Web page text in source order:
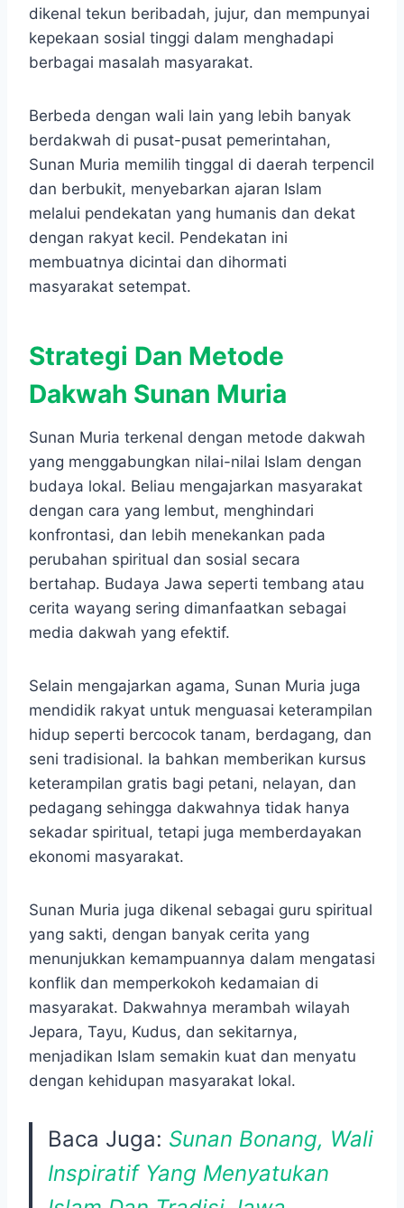
dikenal tekun beribadah, jujur, dan mempunyai
kepekaan sosial tinggi dalam menghadapi
berbagai masalah masyarakat.
Berbeda dengan wali lain yang lebih banyak
berdakwah di pusat-pusat pemerintahan,
Sunan Muria memilih tinggal di daerah terpencil
dan berbukit, menyebarkan ajaran Islam
melalui pendekatan yang humanis dan dekat
dengan rakyat kecil. Pendekatan ini
membuatnya dicintai dan dihormati
masyarakat setempat.
Strategi Dan Metode
Dakwah Sunan Muria
Sunan Muria terkenal dengan metode dakwah
yang menggabungkan nilai-nilai Islam dengan
budaya lokal. Beliau mengajarkan masyarakat
dengan cara yang lembut, menghindari
konfrontasi, dan lebih menekankan pada
perubahan spiritual dan sosial secara
bertahap. Budaya Jawa seperti tembang atau
cerita wayang sering dimanfaatkan sebagai
media dakwah yang efektif.
Selain mengajarkan agama, Sunan Muria juga
mendidik rakyat untuk menguasai keterampilan
hidup seperti bercocok tanam, berdagang, dan
seni tradisional. Ia bahkan memberikan kursus
keterampilan gratis bagi petani, nelayan, dan
pedagang sehingga dakwahnya tidak hanya
sekadar spiritual, tetapi juga memberdayakan
ekonomi masyarakat.
Sunan Muria juga dikenal sebagai guru spiritual
yang sakti, dengan banyak cerita yang
menunjukkan kemampuannya dalam mengatasi
konflik dan memperkokoh kedamaian di
masyarakat. Dakwahnya merambah wilayah
Jepara, Tayu, Kudus, dan sekitarnya,
menjadikan Islam semakin kuat dan menyatu
dengan kehidupan masyarakat lokal.
Baca Juga: Sunan Bonang, Wali
Inspiratif Yang Menyatukan